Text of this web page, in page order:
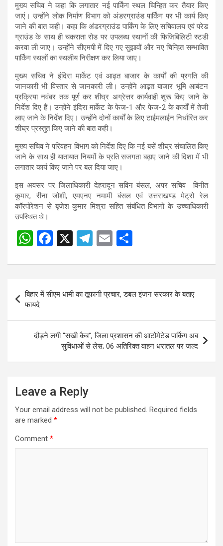
मुख्य सचिव ने कहा कि लगातार नई पार्किंग स्थल चिन्हित कर तैयार किए
जाएं। उन्होंने लोक निर्माण विभाग को अंडरग्राउंड पार्किंग पर भी कार्य किए
जाने की बात कही। कहा कि अंडरग्राउंड पार्किंग के लिए सचिवालय एवं परेड
ग्राउंड के साथ ही चकराता रोड पर उपलब्ध स्थानों की फिजिबिलिटी स्टडी
करवा ली जाए। उन्होंने सीएमपी में दिए गए सुझावों और नए चिन्हित सम्भावित
पार्किंग स्थलों का स्थलीय निरीक्षण कर लिया जाए।
मुख्य सचिव ने इंदिरा मार्केट एवं आढ़त बाजार के कार्यों की प्रगति की
जानकारी भी विस्तार से जानकारी ली। उन्होंने आढ़त बाजार भूमि आबंटन
प्रक्रिया नवंबर तक पूर्ण कर शीघ्र अग्रेत्तर कार्यवाही शुरू किए जाने के
निर्देश दिए हैं। उन्होंने इंदिरा मार्केट के फेज-1 और फेज-2 के कार्यों में तेजी
लाए जाने के निर्देश दिए। उन्होंने दोनों कार्यों के लिए टाईमलाईन निर्धारित कर
शीघ्र प्रस्तुत किए जाने की बात कही।
मुख्य सचिव ने परिवहन विभाग को निर्देश दिए कि नई बसें शीघ्र संचालित किए
जाने के साथ ही यातायात नियमों के प्रति सजगता बढ़ाए जाने की दिशा में भी
लगातार कार्य किए जाने पर बल दिया जाए।
इस अवसर पर जिलाधिकारी देहरादून सविन बंसल, अपर सचिव विनीत
कुमार, रीना जोशी, एमएनए नमामी बंसल एवं उत्तराखण्ड मेट्रो रेल
कॉरपोरेशन से बृजेश कुमार मिश्रा सहित संबंधित विभागों के उच्चाधिकारी
उपस्थित थे।
PostW
at
A
p
p
F
ce
o
o
k
X
T
e
gr
a
m
E
ail ar
Post
navigation
बिहार में सीएम धामी का तूफानी प्रचार, डबल इंजन सरकार के बताए
फायदे
दौड़ने लगी ‘‘सखी कैब’’, जिला प्रशासन की आटोमेटेड पार्किंग अब
सुविधाओं से लेस; 06 अतिरिक्त वाहन धरातल पर जल्द
Leave a Reply
Your email address will not be published. Required fields
are marked *
Comment *